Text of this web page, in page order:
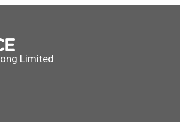
Limited